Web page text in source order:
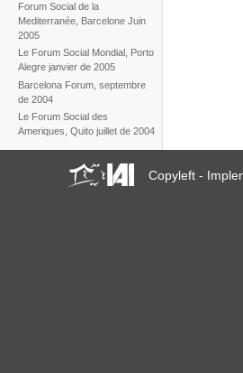
Forum Social de la
Mediterranée, Barcelone Juin
2005
Le Forum Social Mondial, Porto
Alegre janvier de 2005
Barcelona Forum, septembre
de 2004
Le Forum Social des
Ameriques, Quito juillet de 2004
Copyleft -